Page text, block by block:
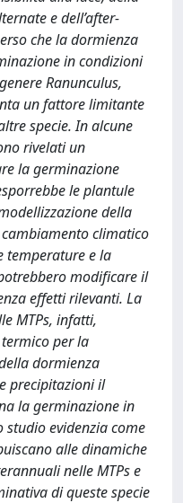
e dell’after-
che la dormienza
in condizioni
Ranunculus,
un fattore limitante
specie. In alcune
rivelati un
la germinazione
le plantule
della
climatico
temperature e la
modificare il
effetti rilevanti. La
MTPs, infatti,
per la
dormienza
precipitazioni il
la germinazione in
studio evidenzia come
alle dinamiche
nelle MTPs e
di queste specie